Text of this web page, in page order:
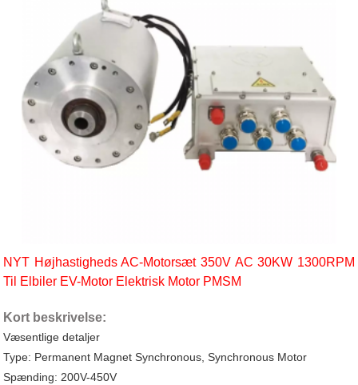
NYT Højhastigheds AC-Motorsæt 350V AC 30KW 1300RPM
Til Elbiler EV-Motor Elektrisk Motor PMSM
Kort beskrivelse:
Væsentlige detaljer
Type: Permanent Magnet Synchronous, Synchronous Motor
Spænding: 200V-450V